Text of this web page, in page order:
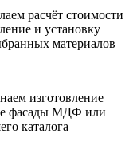
расчёт стоимости
и установку
материалов
изготовление
фасады МДФ или
каталога